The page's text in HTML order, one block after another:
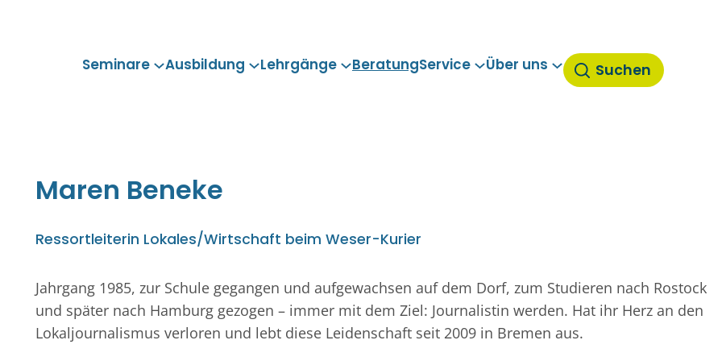
Seminare Ausbildung Lehrgänge BeratungService Über uns Suchen
Maren Beneke
Ressortleiterin Lokales/Wirtschaft beim Weser-Kurier
Jahrgang 1985, zur Schule gegangen und aufgewachsen auf dem Dorf, zum Studieren nach Rostock
und später nach Hamburg gezogen – immer mit dem Ziel: Journalistin werden. Hat ihr Herz an den
Lokaljournalismus verloren und lebt diese Leidenschaft seit 2009 in Bremen aus.